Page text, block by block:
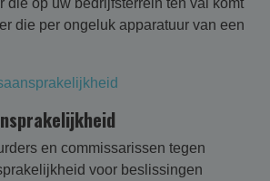
die op uw bedrijfsterrein ten val komt
die per ongeluk apparatuur van een
en commissarissen tegen
voor beslissingen